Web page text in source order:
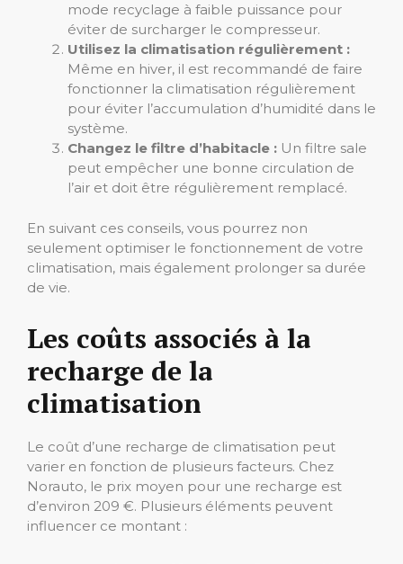
mode recyclage à faible puissance pour
éviter de surcharger le compresseur.
Utilisez la climatisation régulièrement :
Même en hiver, il est recommandé de faire
fonctionner la climatisation régulièrement
pour éviter l’accumulation d’humidité dans le
système.
Changez le filtre d’habitacle : Un filtre sale
peut empêcher une bonne circulation de
l’air et doit être régulièrement remplacé.
En suivant ces conseils, vous pourrez non
seulement optimiser le fonctionnement de votre
climatisation, mais également prolonger sa durée
de vie.
Les coûts associés à la
recharge de la
climatisation
Le coût d’une recharge de climatisation peut
varier en fonction de plusieurs facteurs. Chez
Norauto, le prix moyen pour une recharge est
d’environ 209 €. Plusieurs éléments peuvent
influencer ce montant :